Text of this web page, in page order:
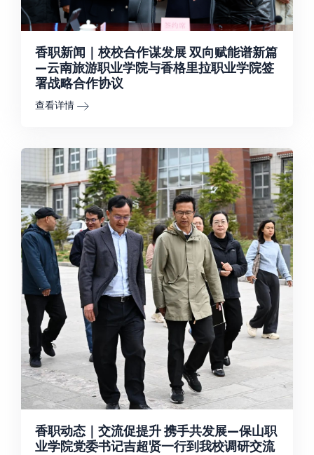
香职新闻｜校校合作谋发展 双向赋能谱新篇
—云南旅游职业学院与香格里拉职业学院签
署战略合作协议
查看详情
香职动态｜交流促提升 携手共发展—保山职
业学院党委书记吉超贤一行到我校调研交流